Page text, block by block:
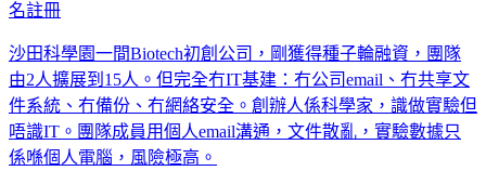
名註冊
沙田科學園一間Biotech初創公司，剛獲得種子輪融資，團隊
由2人擴展到15人。但完全冇IT基建：冇公司email、冇共享文
件系統、冇備份、冇網絡安全。創辦人係科學家，識做實驗但
唔識IT。團隊成員用個人email溝通，文件散亂，實驗數據只
係喺個人電腦，風險極高。